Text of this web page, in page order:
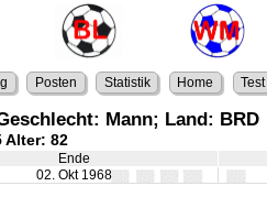
Posten Statistik Home Test
Mann; Land: BRD
Alter: 82
Ende
02. Okt 1968